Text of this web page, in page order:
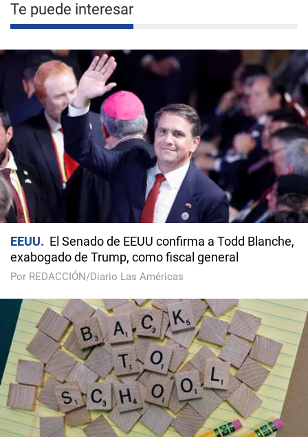
Te puede interesar
EEUU
El Senado de EEUU confirma a Todd Blanche,
exabogado de Trump, como fiscal general
Por REDACCIÓN/Diario Las Américas